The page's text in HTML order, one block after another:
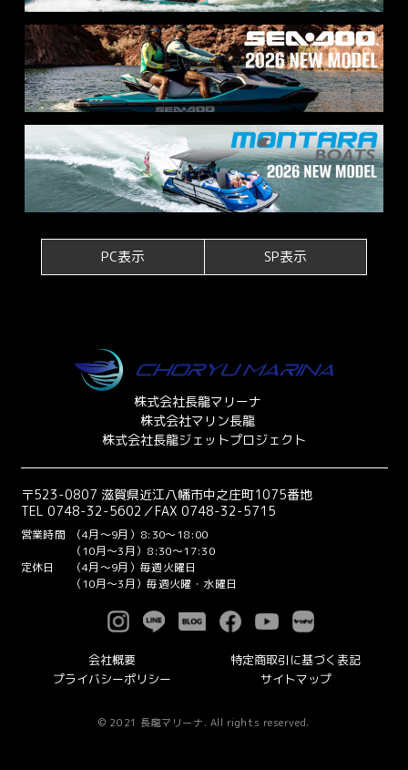
PC表示 SP表示
株式会社長龍マリーナ
株式会社マリン長龍
株式会社長龍ジェットプロジェクト
〒523-0807 滋賀県近江八幡市中之庄町1075番地
TEL 0748-32-5602／FAX 0748-32-5715
営業時間
（4月～9月）8:30～18:00
（10月～3月）8:30～17:30
定休日
（4月～9月）毎週火曜日
（10月～3月）毎週火曜・水曜日
会社概要
特定商取引に基づく表記
プライバシーポリシー
サイトマップ
© 2021 長龍マリーナ. All rights reserved.